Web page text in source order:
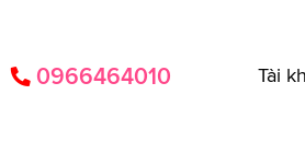
0966464010
Tài